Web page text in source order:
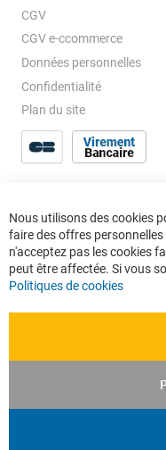
CGV
CGV e-ccommerce
Données personnelles
Confidentialité
Plan du site
Nous utilisons des cookies
faire des offres
n'acceptez pas les cookies
peut être affectée. Si vous
Politiques de cookies